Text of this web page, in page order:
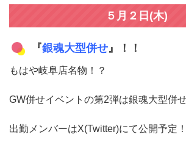
５月２日(木)
『銀魂大型併せ』！！
もはや岐阜店名物！？
GW併せイベントの第2弾は銀魂大型併
出勤メンバーはX(Twitter)にて公開予定！